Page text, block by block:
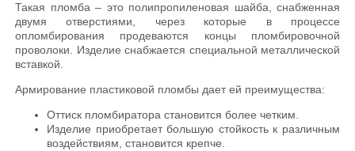
Такая пломба – это полипропиленовая шайба, снабженная
двумя отверстиями, через которые в процессе
опломбирования продеваются концы пломбировочной
проволоки. Изделие снабжается специальной металлической
вставкой.
Армирование пластиковой пломбы дает ей преимущества:
Оттиск пломбиратора становится более четким.
Изделие приобретает большую стойкость к различным
воздействиям, становится крепче.